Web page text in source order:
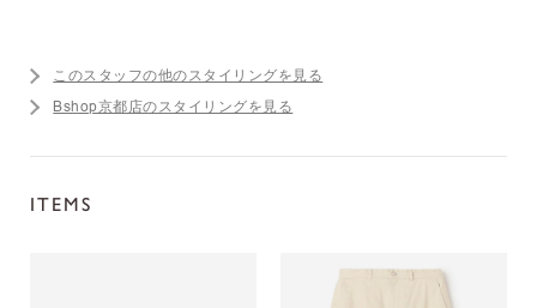
このスタッフの他のスタイリングを見る
Bshop京都店のスタイリングを見る
ITEMS